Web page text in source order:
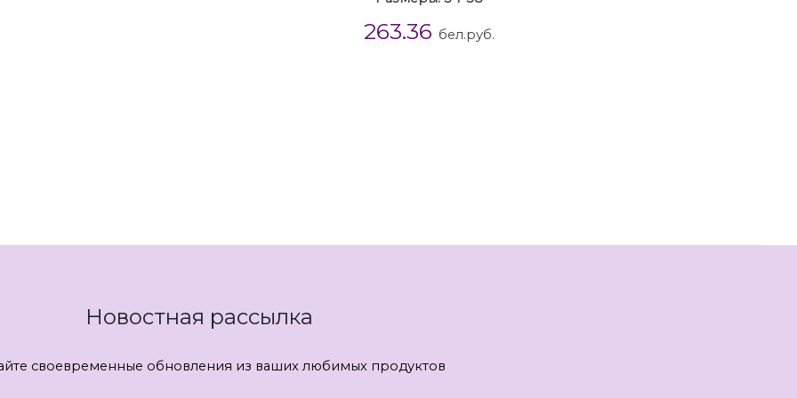
263.36 бел.руб.
Новостная рассылка
своевременные обновления из ваших любимых продуктов